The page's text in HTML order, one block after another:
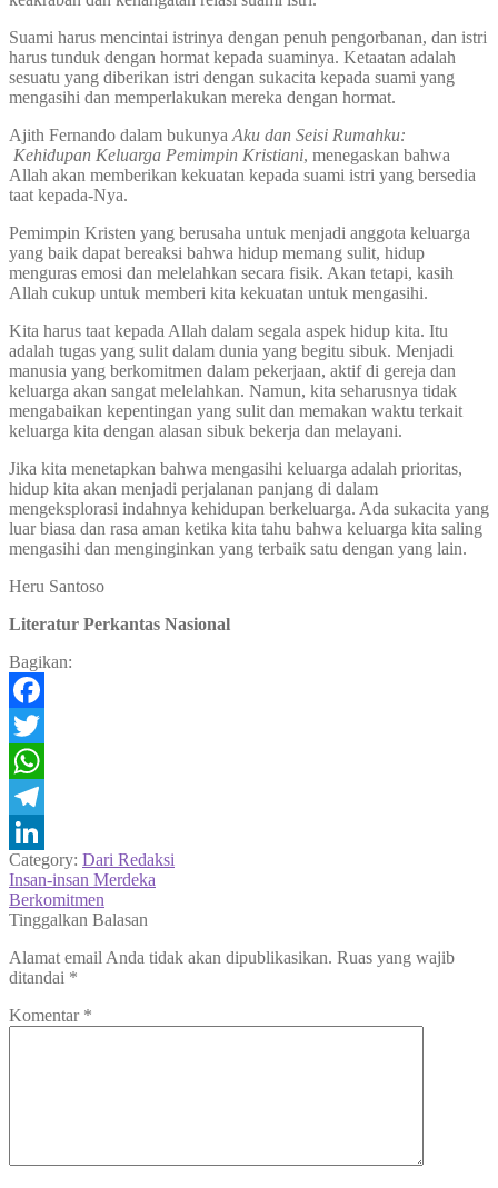
Suami harus mencintai istrinya dengan penuh pengorbanan, dan istri
harus tunduk dengan hormat kepada suaminya. Ketaatan adalah
sesuatu yang diberikan istri dengan sukacita kepada suami yang
mengasihi dan memperlakukan mereka dengan hormat.
Ajith Fernando dalam bukunya Aku dan Seisi Rumahku:
Kehidupan Keluarga Pemimpin Kristiani, menegaskan bahwa
Allah akan memberikan kekuatan kepada suami istri yang bersedia
taat kepada-Nya.
Pemimpin Kristen yang berusaha untuk menjadi anggota keluarga
yang baik dapat bereaksi bahwa hidup memang sulit, hidup
menguras emosi dan melelahkan secara fisik. Akan tetapi, kasih
Allah cukup untuk memberi kita kekuatan untuk mengasihi.
Kita harus taat kepada Allah dalam segala aspek hidup kita. Itu
adalah tugas yang sulit dalam dunia yang begitu sibuk. Menjadi
manusia yang berkomitmen dalam pekerjaan, aktif di gereja dan
keluarga akan sangat melelahkan. Namun, kita seharusnya tidak
mengabaikan kepentingan yang sulit dan memakan waktu terkait
keluarga kita dengan alasan sibuk bekerja dan melayani.
Jika kita menetapkan bahwa mengasihi keluarga adalah prioritas,
hidup kita akan menjadi perjalanan panjang di dalam
mengeksplorasi indahnya kehidupan berkeluarga. Ada sukacita yang
luar biasa dan rasa aman ketika kita tahu bahwa keluarga kita saling
mengasihi dan menginginkan yang terbaik satu dengan yang lain.
Heru Santoso
Literatur Perkantas Nasional
Bagikan:
Facebook
Twitter
WhatsApp
Telegram
LinkedIn
Category: Dari Redaksi
Navigasi
pos
Previous
post:
Insan-insan Merdeka
Next
post:
Berkomitmen
Tinggalkan Balasan
Alamat email Anda tidak akan dipublikasikan. Ruas yang wajib
ditandai *
Komentar *